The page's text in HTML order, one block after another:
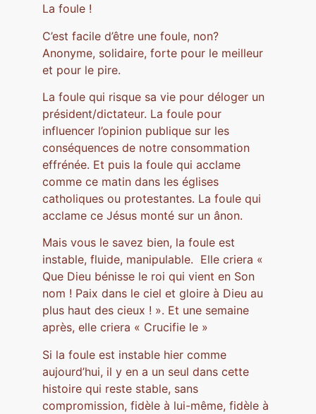
La foule !
C’est facile d’être une foule, non?
Anonyme, solidaire, forte pour le meilleur
et pour le pire.
La foule qui risque sa vie pour déloger un
président/dictateur. La foule pour
influencer l’opinion publique sur les
conséquences de notre consommation
effrénée. Et puis la foule qui acclame
comme ce matin dans les églises
catholiques ou protestantes. La foule qui
acclame ce Jésus monté sur un ânon.
Mais vous le savez bien, la foule est
instable, fluide, manipulable. Elle criera «
Que Dieu bénisse le roi qui vient en Son
nom ! Paix dans le ciel et gloire à Dieu au
plus haut des cieux ! ». Et une semaine
après, elle criera « Crucifie le »
Si la foule est instable hier comme
aujourd’hui, il y en a un seul dans cette
histoire qui reste stable, sans
compromission, fidèle à lui-même, fidèle à